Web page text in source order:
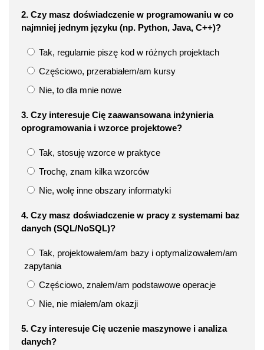
2. Czy masz doświadczenie w programowaniu w co
najmniej jednym języku (np. Python, Java, C++)?
Tak, regularnie piszę kod w różnych projektach
Częściowo, przerabiałem/am kursy
Nie, to dla mnie nowe
3. Czy interesuje Cię zaawansowana inżynieria
oprogramowania i wzorce projektowe?
Tak, stosuję wzorce w praktyce
Trochę, znam kilka wzorców
Nie, wolę inne obszary informatyki
4. Czy masz doświadczenie w pracy z systemami baz
danych (SQL/NoSQL)?
Tak, projektowałem/am bazy i optymalizowałem/am
zapytania
Częściowo, znałem/am podstawowe operacje
Nie, nie miałem/am okazji
5. Czy interesuje Cię uczenie maszynowe i analiza
danych?